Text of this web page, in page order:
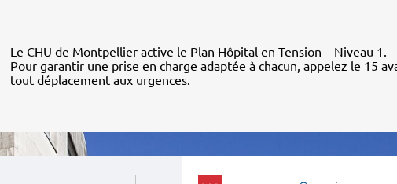
Le CHU de Montpellier active le Plan Hôpital en Tension – Niveau 1.
Pour garantir une prise en charge adaptée à chacun, appelez le 15
tout déplacement aux urgences.